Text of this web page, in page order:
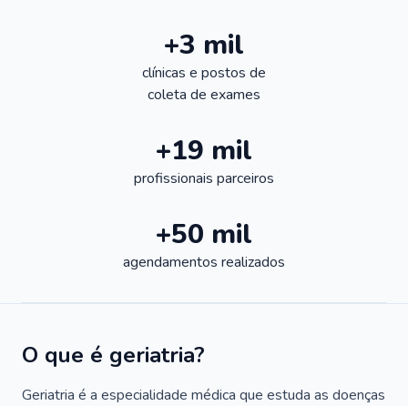
+3 mil
clínicas e postos de
coleta de exames
+19 mil
profissionais parceiros
+50 mil
agendamentos realizados
O que é geriatria?
Geriatria é a especialidade médica que estuda as doenças